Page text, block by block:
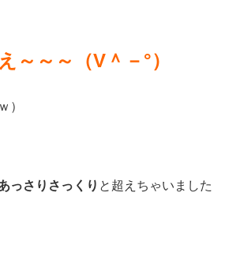
～～～（V＾－°）
）
っさりさっくり と超えちゃいました